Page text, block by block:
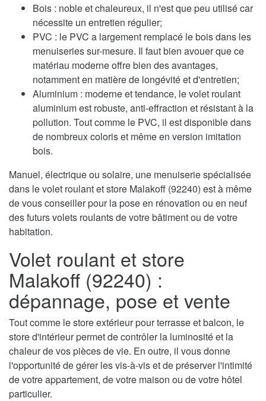
Bois : noble et chaleureux, il n'est que peu utilisé car
nécessite un entretien régulier;
PVC : le PVC a largement remplacé le bois dans les
menuiseries sur-mesure. Il faut bien avouer que ce
matériau moderne offre bien des avantages,
notamment en matière de longévité et d'entretien;
Aluminium : moderne et tendance, le volet roulant
aluminium est robuste, anti-effraction et résistant à la
pollution. Tout comme le PVC, il est disponible dans
de nombreux coloris et même en version imitation
bois.
Manuel, électrique ou solaire, une menuiserie spécialisée
dans le volet roulant et store Malakoff (92240) est à même
de vous conseiller pour la pose en rénovation ou en neuf
des futurs volets roulants de votre bâtiment ou de votre
habitation.
Volet roulant et store
Malakoff (92240) :
dépannage, pose et vente
Tout comme le store extérieur pour terrasse et balcon, le
store d'intérieur permet de contrôler la luminosité et la
chaleur de vos pièces de vie. En outre, il vous donne
l'opportunité de gérer les vis-à-vis et de préserver l'intimité
de votre appartement, de votre maison ou de votre hôtel
particulier.